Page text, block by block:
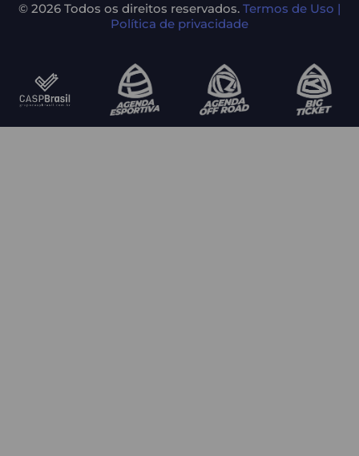
© 2026 Todos os direitos reservados. Termos de Uso |
Política de privacidade